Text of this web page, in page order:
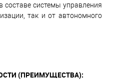
составе системы управления
так и от автономного
(ПРЕИМУЩЕСТВА):